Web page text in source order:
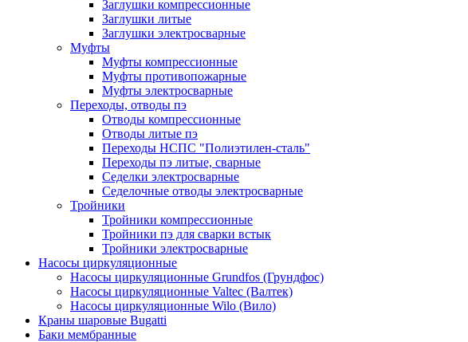
Заглушки компрессионные
Заглушки литые
Заглушки электросварные
Муфты
Муфты компрессионные
Муфты противопожарные
Муфты электросварные
Переходы, отводы пэ
Отводы компрессионные
Отводы литые пэ
Переходы НСПС "Полиэтилен-сталь"
Переходы пэ литые, сварные
Седелки электросварные
Седелочные отводы электросварные
Тройники
Тройники компрессионные
Тройники пэ для сварки встык
Тройники электросварные
Насосы циркуляционные
Насосы циркуляционные Grundfos (Грундфос)
Насосы циркуляционные Valtec (Валтек)
Насосы циркуляционные Wilo (Вило)
Краны шаровые Bugatti
Баки мембранные